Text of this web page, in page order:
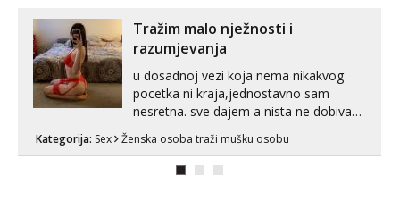
link ispod i nadji me tamo, cekam te!
Tražim malo nježnosti i
razumjevanja
u dosadnoj vezi koja nema nikakvog
pocetka ni kraja,jednostavno sam
nesretna. sve dajem a nista ne dobivam
zadovoljiti moje potrebe,ne trazim puno
samo malo njeznosti i razumjevanja.
Kategorija: Sex Ženska osoba traži mušku osobu